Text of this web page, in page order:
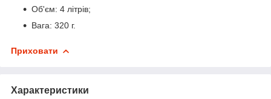
Об'єм: 4 літрів;
Вага: 320 г.
Приховати
Характеристики